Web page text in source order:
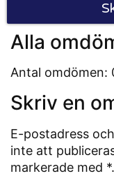
Alla
Antal omdömen:
Skriv en
E-postadress
inte att
markerade med *.